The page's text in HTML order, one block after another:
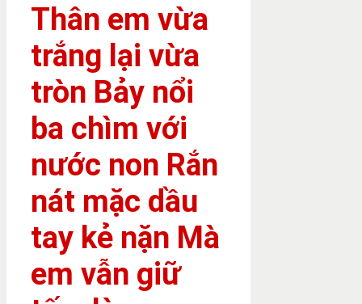
Thân em vừa
trắng lại vừa
tròn Bảy nổi
ba chìm với
nước non Rắn
nát mặc dầu
tay kẻ nặn Mà
em vẫn giữ